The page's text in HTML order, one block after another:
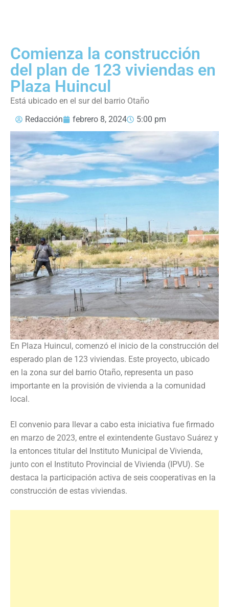
Comienza la construcción
del plan de 123 viviendas en
Plaza Huincul
Está ubicado en el sur del barrio Otaño
Redacción
febrero 8, 2024 5:00 pm
En Plaza Huincul, comenzó el inicio de la construcción del
esperado plan de 123 viviendas. Este proyecto, ubicado
en la zona sur del barrio Otaño, representa un paso
importante en la provisión de vivienda a la comunidad
local.
El convenio para llevar a cabo esta iniciativa fue firmado
en marzo de 2023, entre el exintendente Gustavo Suárez y
la entonces titular del Instituto Municipal de Vivienda,
junto con el Instituto Provincial de Vivienda (IPVU). Se
destaca la participación activa de seis cooperativas en la
construcción de estas viviendas.